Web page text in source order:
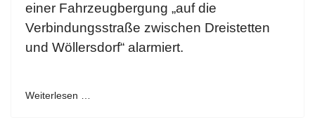
einer Fahrzeugbergung „auf die
Verbindungsstraße zwischen Dreistetten
und Wöllersdorf“ alarmiert.
Weiterlesen …